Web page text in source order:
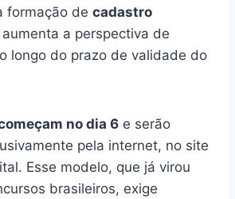
formação de cadastro
a perspectiva de
longo do prazo de validade do
no dia 6 e serão
pela internet, no site
Esse modelo, que já virou
brasileiros, exige